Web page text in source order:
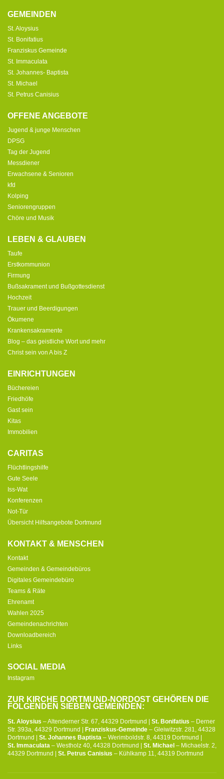
GEMEINDEN
St. Aloysius
St. Bonifatius
Franziskus Gemeinde
St. Immaculata
St. Johannes- Baptista
St. Michael
St. Petrus Canisius
OFFENE ANGEBOTE
Jugend & junge Menschen
DPSG
Tag der Jugend
Messdiener
Erwachsene & Senioren
kfd
Kolping
Seniorengruppen
Chöre und Musik
LEBEN & GLAUBEN
Taufe
Erstkommunion
Firmung
Bußsakrament und Bußgottesdienst
Hochzeit
Trauer und Beerdigungen
Ökumene
Krankensakramente
Blog – das geistliche Wort und mehr
Christ sein von A bis Z
EINRICHTUNGEN
Büchereien
Friedhöfe
Gast sein
Kitas
Immobilien
CARITAS
Flüchtlingshilfe
Gute Seele
Iss-Wat
Konferenzen
Not-Tür
Übersicht Hilfsangebote Dortmund
KONTAKT & MENSCHEN
Kontakt
Gemeinden & Gemeindebüros
Digitales Gemeindebüro
Teams & Räte
Ehrenamt
Wahlen 2025
Gemeindenachrichten
Downloadbereich
Links
SOCIAL MEDIA
Instagram
ZUR KIRCHE DORTMUND-NORDOST GEHÖREN DIE
FOLGENDEN SIEBEN GEMEINDEN:
St. Aloysius – Altenderner Str. 67, 44329 Dortmund | St. Bonifatius – Derner
Str. 393a, 44329 Dortmund |
Franziskus-Gemeinde – Gleiwitzstr. 281, 44328
Dortmund | St. Johannes Baptista – Werimboldstr. 8, 44319 Dortmund |
St. Immaculata – Westholz 40, 44328 Dortmund | St. Michael – Michaelstr. 2,
44329 Dortmund | St. Petrus Canisius – Kühlkamp 11, 44319 Dortmund